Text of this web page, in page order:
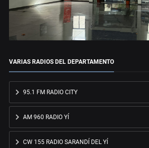
VARIAS RADIOS DEL DEPARTAMENTO
95.1 FM RADIO CITY
AM 960 RADIO YÍ
CW 155 RADIO SARANDÍ DEL YÍ